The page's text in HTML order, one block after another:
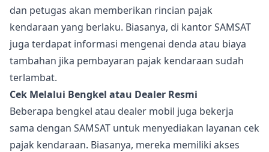
dan petugas akan memberikan rincian pajak
kendaraan yang berlaku. Biasanya, di kantor SAMSAT
juga terdapat informasi mengenai denda atau biaya
tambahan jika pembayaran pajak kendaraan sudah
terlambat.
Cek Melalui Bengkel atau Dealer Resmi
Beberapa bengkel atau dealer mobil juga bekerja
sama dengan SAMSAT untuk menyediakan layanan cek
pajak kendaraan. Biasanya, mereka memiliki akses